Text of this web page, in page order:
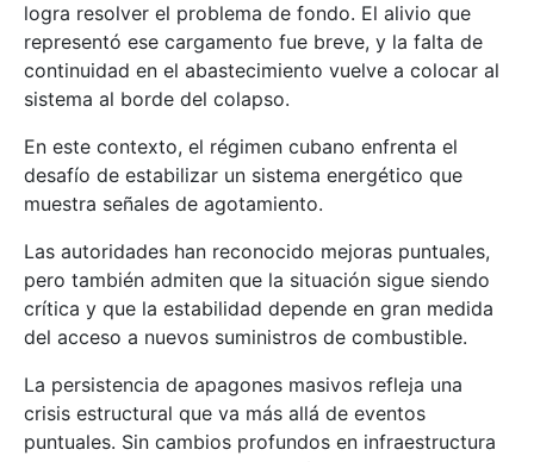
logra resolver el problema de fondo. El alivio que
representó ese cargamento fue breve, y la falta de
continuidad en el abastecimiento vuelve a colocar al
sistema al borde del colapso.
En este contexto, el régimen cubano enfrenta el
desafío de estabilizar un sistema energético que
muestra señales de agotamiento.
Las autoridades han reconocido mejoras puntuales,
pero también admiten que la situación sigue siendo
crítica y que la estabilidad depende en gran medida
del acceso a nuevos suministros de combustible.
La persistencia de apagones masivos refleja una
crisis estructural que va más allá de eventos
puntuales. Sin cambios profundos en infraestructura